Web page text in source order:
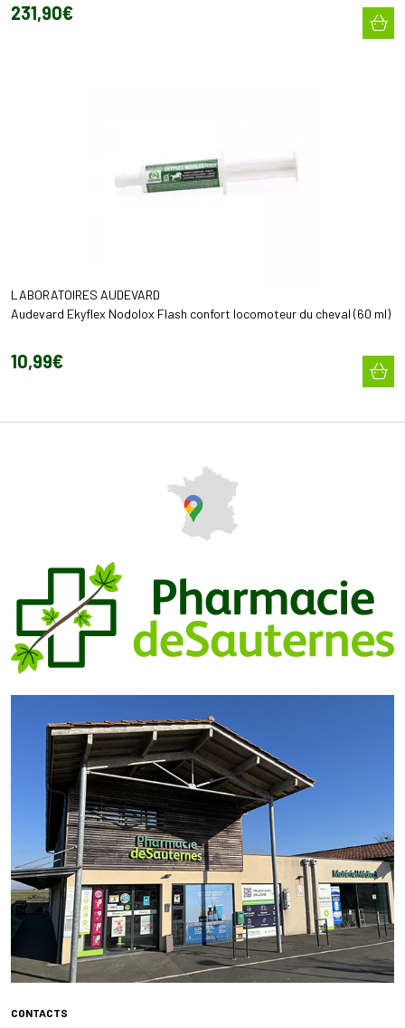
231,90€
LABORATOIRES AUDEVARD
Audevard Ekyflex Nodolox Flash confort locomoteur du cheval (60 ml)
10,99€
CONTACTS